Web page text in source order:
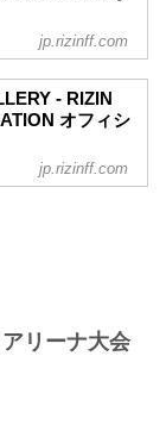
ワンマッチ 昇侍
3R（66.0kg）
京平（WIN）
ェリーストップ：
3R（68.0kg）
ンマッチ ストラ
jp.rizinff.com
- RIZIN
オフィシ
の記事一覧 - 格
フェデレーショ
jp.rizinff.com
リーナ大会